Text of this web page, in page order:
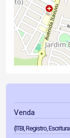
Venda
(ITBI, Registro,